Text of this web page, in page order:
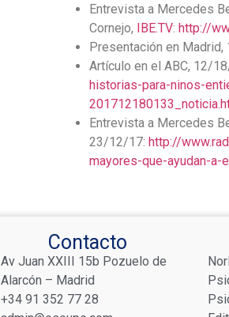
Entrevista a Mercedes
Cornejo, IBE.TV: http://
Presentación en
Artículo en el ABC, 12/
historias-para-ninos-
Entrevista a Mercedes
23/12/17: http://
mayores-que-ayudan-
Contacto
Av Juan XXIII 15b Pozuelo de
Alarcón – Madrid
+34 91 352 77 28